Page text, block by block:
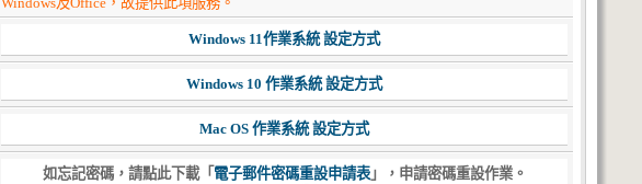
Windows 11作業系統 設定方式
Windows 10 作業系統 設定方式
Mac OS 作業系統 設定方式
如忘記密碼，請點此下載「 電子郵件密碼重設申請表」，申請密碼重設作業。